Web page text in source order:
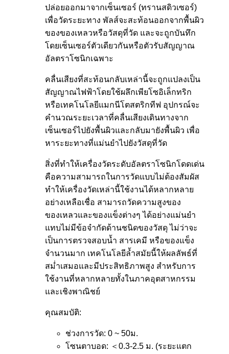
ปล่อยออกมาจากเซ็นเซอร์ (ทรานสดิวเซอร์)
เพื่อวัดระยะทาง พัลส์จะสะท้อนออกจากพื้นผิว
ของของเหลวหรือวัสดุที่วัด และจะถูกบันทึก
โดยเซ็นเซอร์ตัวเดียวกันหรือตัวรับสัญญาณ
อัลตราโซนิกเฉพาะ
คลื่นเสียงที่สะท้อนกลับเหล่านี้จะถูกแปลงเป็น
สัญญาณไฟฟ้าโดยใช้ผลึกเพียโซอิเล็กทริก
หรือเทคโนโลยีแมกนีโตสตริกทีฟ อุปกรณ์จะ
คำนวณระยะเวลาที่คลื่นเสียงเดินทางจาก
เซ็นเซอร์ไปยังพื้นผิวและกลับมายังพื้นผิว เพื่อ
หาระยะทางที่แม่นยำไปยังวัสดุที่วัด
สิ่งที่ทำให้เครื่องวัดระดับอัลตราโซนิกโดดเด่น
คือความสามารถในการวัดแบบไม่ต้องสัมผัส
ทำให้เครื่องวัดเหล่านี้ใช้งานได้หลากหลาย
อย่างเหลือเชื่อ สามารถวัดความสูงของ
ของเหลวและของแข็งต่างๆ ได้อย่างแม่นยำ
แทบไม่มีข้อจำกัดด้านชนิดของวัสดุ ไม่ว่าจะ
เป็นการตรวจสอบน้ำ สารเคมี หรือของแข็ง
จำนวนมาก เทคโนโลยีล้ำสมัยนี้ให้ผลลัพธ์ที่
สม่ำเสมอและมีประสิทธิภาพสูง สำหรับการ
ใช้งานที่หลากหลายทั้งในภาคอุตสาหกรรม
และเชิงพาณิชย์
คุณสมบัติ:
ช่วงการวัด: 0 ~ 50ม.
โซนตาบอด: ＜0.3-2.5 ม. (ระยะแตก